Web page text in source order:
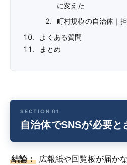
に変えた
町村規模の自治体｜
よくある質問
まとめ
自治体でSNSが必要と
結論： 広報紙や回覧板が届か